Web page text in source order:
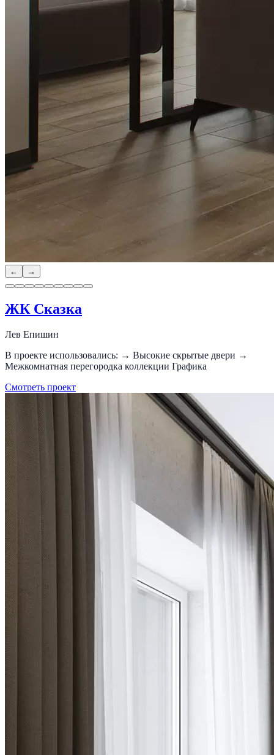
← →
ЖК Сказка
Лев Епишин
В проекте использовались: → Высокие скрытые двери →
Межкомнатная перегородка коллекции Графика
Смотреть проект